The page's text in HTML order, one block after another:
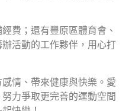
費；還有豐原區體育會、
活動的工作夥伴，用心打
情、帶來健康與快樂。愛
力爭取更完善的運動空間